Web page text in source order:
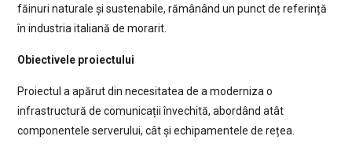
făinuri naturale și sustenabile, rămânând un punct de referință
în industria italiană de morarit.
Obiectivele proiectului
Proiectul a apărut din necesitatea de a moderniza o
infrastructură de comunicații învechită, abordând atât
componentele serverului, cât și echipamentele de rețea.